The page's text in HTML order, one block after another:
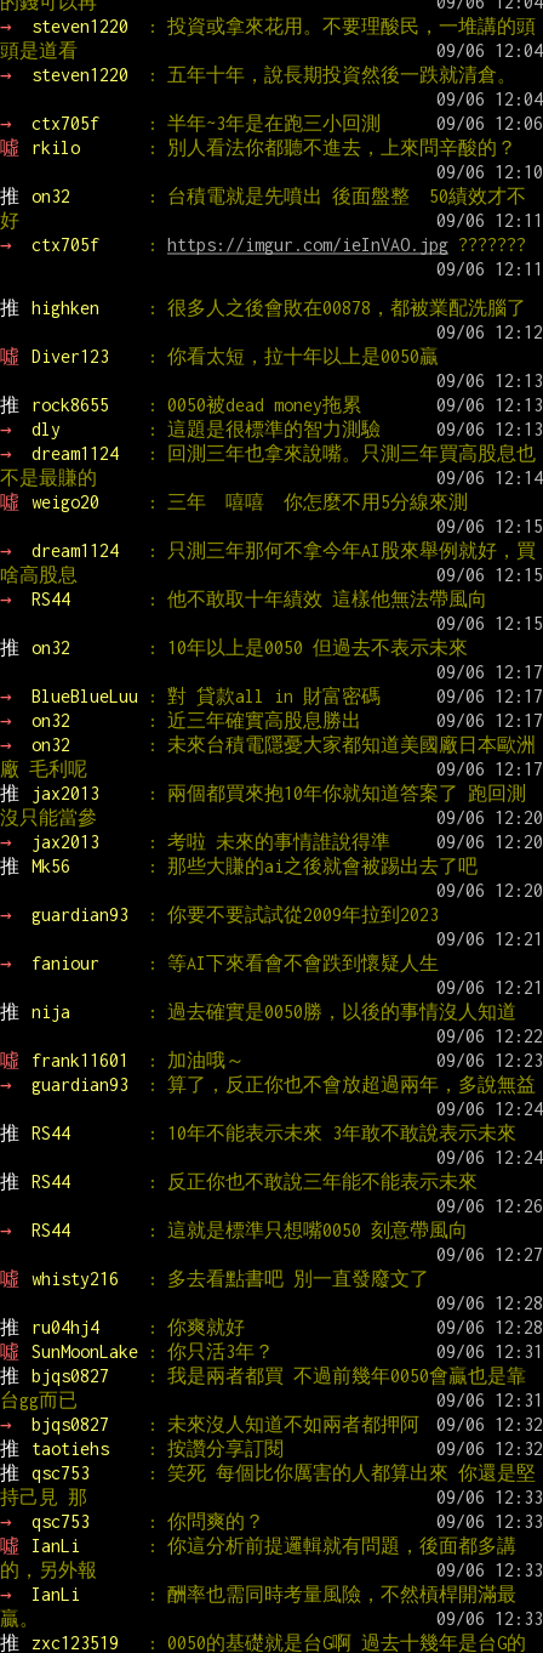
→
steven1220
: 投資或拿來花用。不要理酸民，一堆講的頭
頭是道看
→
steven1220 : 五年十年，說長期投資然後一跌就清倉。
→ ctx705f
: 半年~3年是在跑三小回測
噓
rkilo : 別人看法你都聽不進去，上來問辛酸的？
推 on32
: 台積電就是先噴出 後面盤整  50績效才不
好
→
ctx705f : https://imgur.com/ieInVAO.jpg ???????
推 highken : 很多人之後會敗在00878，都被業配洗腦了
噓 Diver123 : 你看太短，拉十年以上是0050贏
推 rock8655
: 0050被dead money拖累
→
dly
: 這題是很標準的智力測驗
→
dream1124
: 回測三年也拿來說嘴。只測三年買高股息也
不是最賺的
噓
weigo20 : 三年  嘻嘻  你怎麼不用5分線來測
→ dream1124
: 只測三年那何不拿今年AI股來舉例就好，買
啥高股息
→
RS44 : 他不敢取十年績效 這樣他無法帶風向
推 on32 : 10年以上是0050 但過去不表示未來
→ BlueBlueLuu
: 對 貸款all in 財富密碼
→
on32
: 近三年確實高股息勝出
→
on32
: 未來台積電隱憂大家都知道美國廠日本歐洲
廠 毛利呢
推
jax2013
: 兩個都買來抱10年你就知道答案了 跑回測
沒只能當參
→
jax2013
: 考啦 未來的事情誰說得準
推
Mk56 : 那些大賺的ai之後就會被踢出去了吧
→ guardian93 : 你要不要試試從2009年拉到2023
→ faniour : 等AI下來看會不會跌到懷疑人生
推 nija : 過去確實是0050勝，以後的事情沒人知道
噓 frank11601
: 加油哦～
→
guardian93 : 算了，反正你也不會放超過兩年，多說無益
推 RS44 : 10年不能表示未來 3年敢不敢說表示未來
推 RS44 : 反正你也不敢說三年能不能表示未來
→ RS44 : 這就是標準只想嘴0050 刻意帶風向
噓 whisty216 : 多去看點書吧 別一直發廢文了
推 ru04hj4
: 你爽就好
噓
SunMoonLake
: 你只活3年？
推
bjqs0827
: 我是兩者都買 不過前幾年0050會贏也是靠
台gg而已
→
bjqs0827
: 未來沒人知道不如兩者都押阿
推
taotiehs
: 按讚分享訂閱
推
qsc753
: 笑死 每個比你厲害的人都算出來 你還是堅
持己見 那
→
qsc753
: 你問爽的？
噓
IanLi
: 你這分析前提邏輯就有問題，後面都多講
的，另外報
→
IanLi
: 酬率也需同時考量風險，不然槓桿開滿最
贏。
推
zxc123519
: 0050的基礎就是台G啊 過去十幾年是台G的